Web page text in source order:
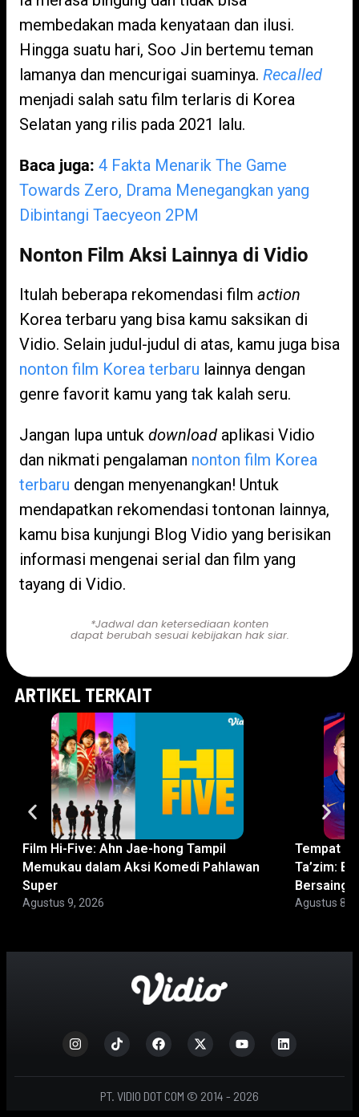
membedakan mada kenyataan dan ilusi.
Hingga suatu hari, Soo Jin bertemu teman
lamanya dan mencurigai suaminya. Recalled
menjadi salah satu film terlaris di Korea
Selatan yang rilis pada 2021 lalu.
Baca juga: 4 Fakta Menarik The Game
Towards Zero, Drama Menegangkan yang
Dibintangi Taecyeon 2PM
Nonton Film Aksi Lainnya di Vidio
Itulah beberapa rekomendasi film action
Korea terbaru yang bisa kamu saksikan di
Vidio. Selain judul-judul di atas, kamu juga bisa
nonton film Korea terbaru lainnya dengan
genre favorit kamu yang tak kalah seru.
Jangan lupa untuk download aplikasi Vidio
dan nikmati pengalaman nonton film Korea
terbaru dengan menyenangkan! Untuk
mendapatkan rekomendasi tontonan lainnya,
kamu bisa kunjungi Blog Vidio yang berisikan
informasi mengenai serial dan film yang
tayang di Vidio.
*Jadwal dan ketersediaan konten
dapat berubah sesuai kebijakan hak siar.
ARTIKEL TERKAIT
Film Hi-Five: Ahn Jae-hong Tampil
Memukau dalam Aksi Komedi Pahlawan
Super
Agustus 9, 2026
Tempat
Ta’zim:
Bersaing
Agustus 8,
PT. VIDIO DOT COM © 2014 - 2026